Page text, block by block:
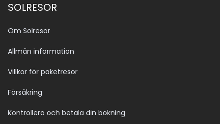
SOLRESOR
Om Solresor
Allmän information
Villkor för paketresor
Försäkring
Kontrollera och betala din bokning